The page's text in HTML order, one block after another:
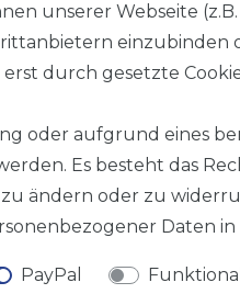
unserer Webseite
durch gesetzte
oder aufgrund eines
Es besteht das
ändern oder zu
Daten
PayPal Funktional